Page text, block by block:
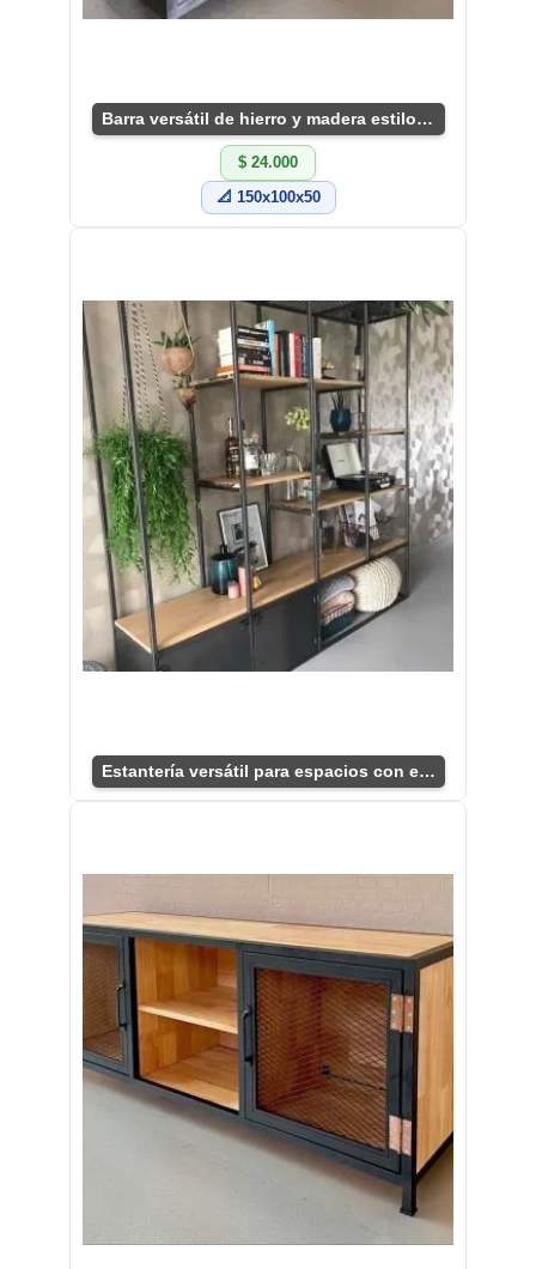
Barra versátil de hierro y madera estilo industrial
$ 24.000
📐 150x100x50
Estantería versátil para espacios con estilo